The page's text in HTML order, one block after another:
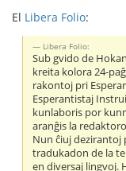
El Libera Folio:
Libera Folio:
Sub gvido de
kreita kolora 24-
rakontoj pri
Esperantistaj
kunlaboris por
aranĝis la
Nun ĉiuj dezirantoj
tradukadon de la
en diversaj lingvoj.